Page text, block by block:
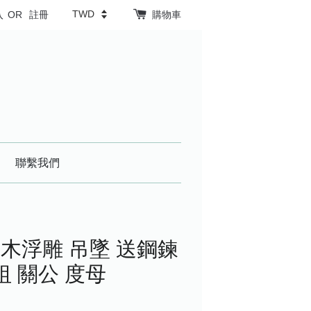
OR 註冊 購物車
聯繫我們
浮雕 吊墜 送鋼鍊
關公 度母